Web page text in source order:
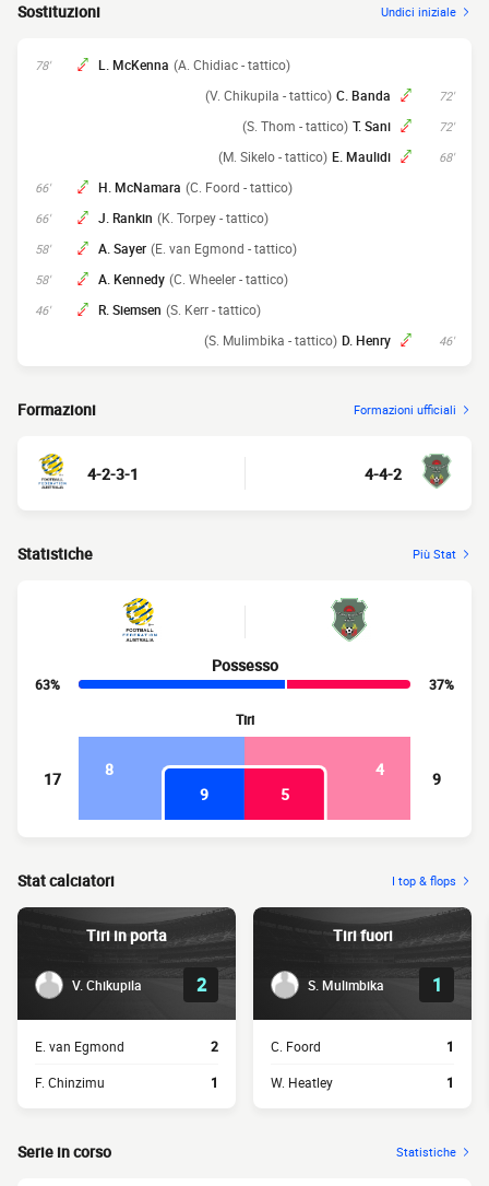
Sostituzioni Undici iniziale
78' L. McKenna (A. Chidiac - tattico)
72'
C. Banda
(V. Chikupila - tattico)
72'
T. Sani
(S. Thom - tattico)
68'
E. Maulidi
(M. Sikelo - tattico)
66' H. McNamara (C. Foord - tattico)
66' J. Rankin (K. Torpey - tattico)
58' A. Sayer (E. van Egmond - tattico)
58' A. Kennedy (C. Wheeler - tattico)
46' R. Siemsen (S. Kerr - tattico)
46'
D. Henry
(S. Mulimbika - tattico)
Formazioni Formazioni ufficiali
4-2-3-1 4-4-2
Statistiche Più Stat
Possesso
63%
37%
Tiri
17 8
4
9
5
9
Stat calciatori I top & flops
Tiri in porta
V. Chikupila 2
E. van Egmond 2
F. Chinzimu 1
Tiri fuori
S. Mulimbika 1
C. Foord 1
W. Heatley 1
Serie in corso Statistiche